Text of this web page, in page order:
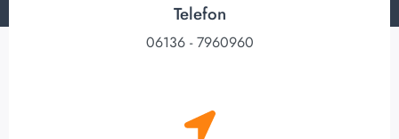
Telefon
06136 - 7960960